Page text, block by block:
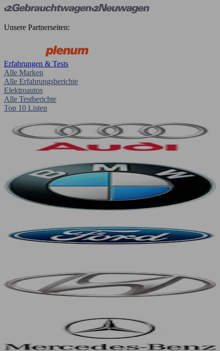
Unsere Partnerseiten:
Erfahrungen & Tests
Alle Marken
Alle Erfahrungsberichte
Elektroautos
Alle Testberichte
Top 10 Listen